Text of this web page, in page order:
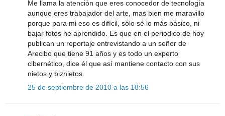
Me llama la atención que eres conocedor de tecnología
aunque eres trabajador del arte, mas bien me maravillo
porque para mi eso es difícil, sólo sé lo más básico, ni
bajar fotos he aprendido. Es que en el periodico de hoy
publican un reportaje entrevistando a un señor de
Arecibo que tiene 91 años y es todo un experto
cibernético, dice él que así mantiene contacto con sus
nietos y biznietos.
25 de septiembre de 2010 a las 18:56